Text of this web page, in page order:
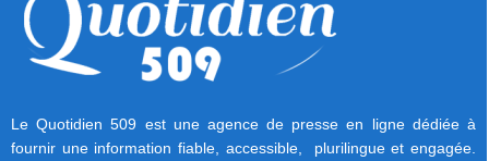
Le Quotidien 509 est une agence de presse en ligne dédiée à
fournir une information fiable, accessible, plurilingue et engagée.